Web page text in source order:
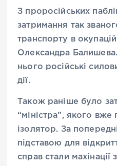
З проросійських
затримання так
транспорту в
Олександра
нього російські
дії.
Також раніше було
“міністра”, якого
ізолятор. За
підставою для
справ стали